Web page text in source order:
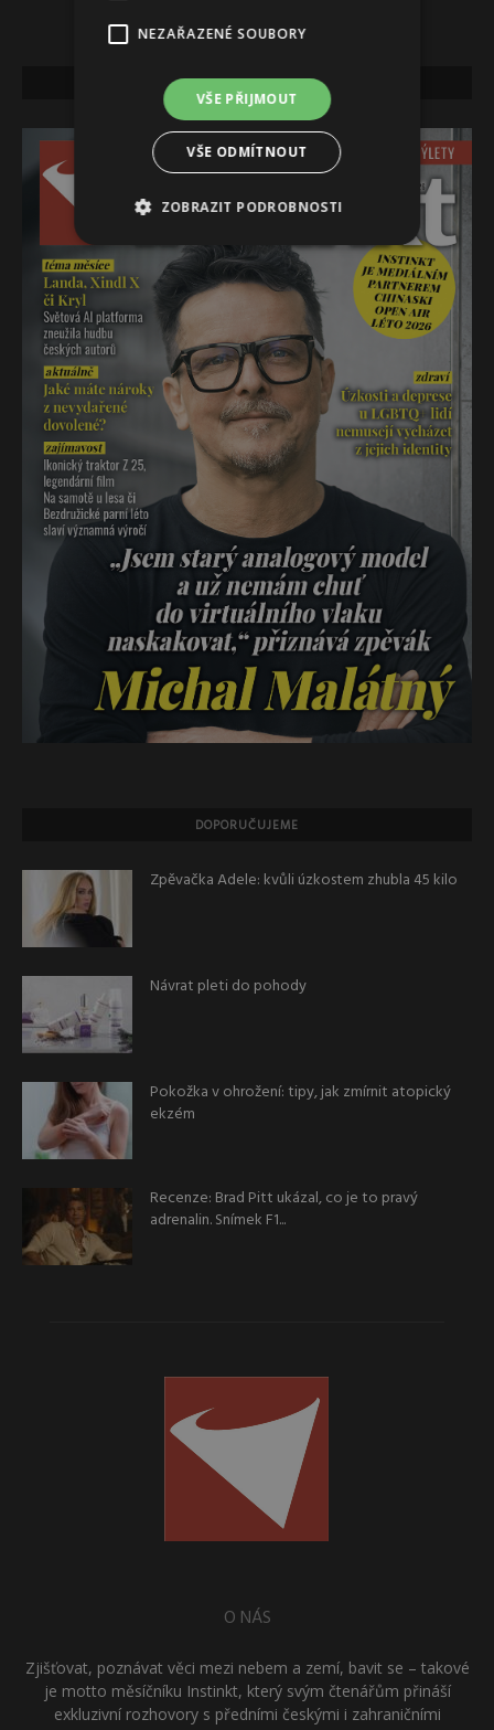
NEJNOVĚJŠÍ VYDÁNÍ
DOPORUČUJEME
Zpěvačka Adele: kvůli úzkostem zhubla 45 kilo
Návrat pleti do pohody
Pokožka v ohrožení: tipy, jak zmírnit atopický
ekzém
Recenze: Brad Pitt ukázal, co je to pravý
adrenalin. Snímek F1...
O NÁS
Zjišťovat, poznávat věci mezi nebem a zemí, bavit se – takové
je motto měsíčníku Instinkt, který svým čtenářům přináší
exkluzivní rozhovory s předními českými i zahraničními
NEZAŘAZENÉ SOUBORY
VŠE PŘIJMOUT
VŠE ODMÍTNOUT
ZOBRAZIT PODROBNOSTI